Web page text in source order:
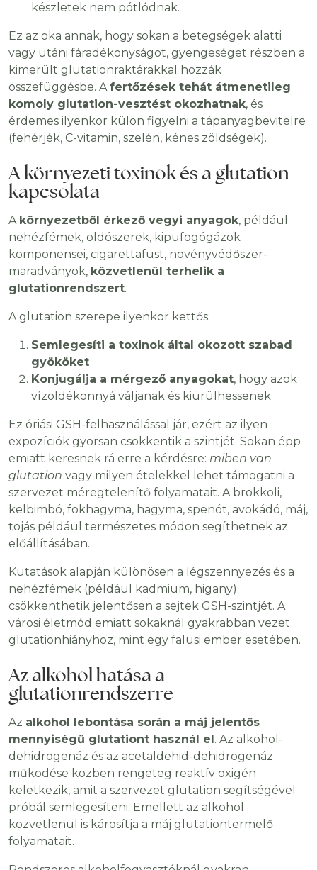
készletek nem pótlódnak.
Ez az oka annak, hogy sokan a betegségek alatti
vagy utáni fáradékonyságot, gyengeséget részben a
kimerült glutationraktárakkal hozzák
összefüggésbe. Afertőzések tehát átmenetileg
komoly glutation-vesztést okozhatnak, és
érdemes ilyenkor külön figyelni a tápanyagbevitelre
(fehérjék, C-vitamin, szelén, kénes zöldségek).
A környezeti toxinok és a glutation
kapcsolata
A környezetből érkező vegyi anyagok, például
nehézfémek, oldószerek, kipufogógázok
komponensei, cigarettafüst, növényvédőszer-
maradványok, közvetlenül terhelik a
glutationrendszert.
A glutation szerepe ilyenkor kettős:
Semlegesíti a toxinok által okozott szabad
gyököket
Konjugálja a mérgező anyagokat, hogy azok
vízoldékonnyá váljanak és kiürülhessenek
Ez óriási GSH-felhasználással jár, ezért az ilyen
expozíciók gyorsan csökkentik a szintjét. Sokan épp
emiatt keresnek rá erre a kérdésre: miben van
glutation vagy milyen ételekkel lehet támogatni a
szervezet méregtelenítő folyamatait. A brokkoli,
kelbimbó, fokhagyma, hagyma, spenót, avokádó, máj,
tojás például természetes módon segíthetnek az
előállításában.
Kutatások alapján különösen a légszennyezés és a
nehézfémek (például kadmium, higany)
csökkenthetik jelentősen a sejtek GSH-szintjét. A
városi életmód emiatt sokaknál gyakrabban vezet
glutationhiányhoz, mint egy falusi ember esetében.
Az alkohol hatása a
glutationrendszerre
Az alkohol lebontása során a máj jelentős
mennyiségű glutationt használ el. Az alkohol-
dehidrogenáz és az acetaldehid-dehidrogenáz
működése közben rengeteg reaktív oxigén
keletkezik, amit a szervezet glutation segítségével
próbál semlegesíteni. Emellett az alkohol
közvetlenül is károsítja a máj glutationtermelő
folyamatait.